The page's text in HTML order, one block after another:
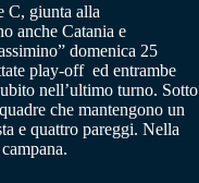
C, giunta alla
anche Catania e
domenica 25
play-off ed entrambe
nell’ultimo turno. Sotto
che mantengono un
e quattro pareggi. Nella